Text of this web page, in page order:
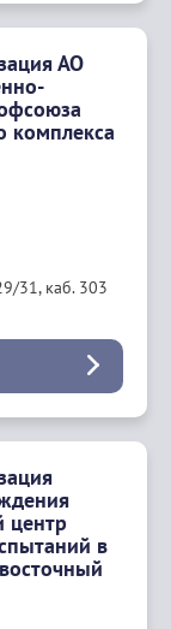
АО
комплекса
31, каб. 303
центр
в